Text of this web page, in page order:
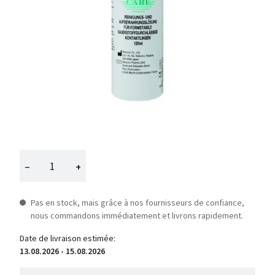
− +
Pas en stock, mais grâce à nos fournisseurs de confiance,
nous commandons immédiatement et livrons rapidement.
Date de livraison estimée:
13.08.2026 - 15.08.2026